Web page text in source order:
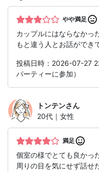
やや満足
カップルにはならなか
もと違う人とお話ができ
投稿日時：2026-07-27
パーティーに参加）
トンテンさん
20代｜女性
満足
個室の様でとても良かっ
周りの目を気にせず話せ